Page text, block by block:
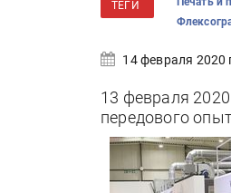
ТЕГИ
14 февраля 2020
13 февраля
передового